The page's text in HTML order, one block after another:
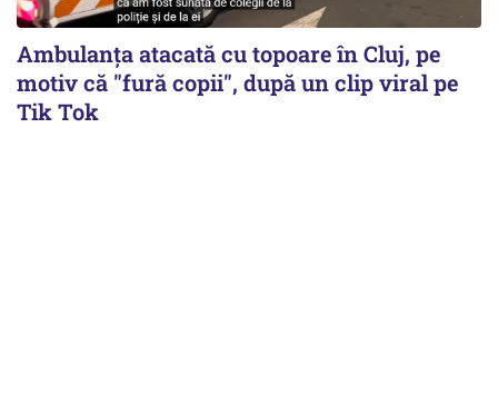
Ambulanța atacată cu topoare în Cluj, pe
motiv că "fură copii", după un clip viral pe
Tik Tok